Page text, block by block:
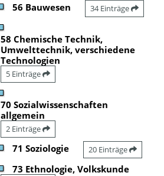
56 Bauwesen 34 Einträge
58 Chemische Technik,
Umwelttechnik, verschiedene
Technologien
5 Einträge
70 Sozialwissenschaften
allgemein
2 Einträge
71 Soziologie 20 Einträge
73 Ethnologie, Volkskunde